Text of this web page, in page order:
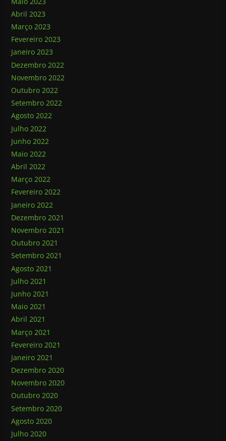
Abril 2023
Março 2023
Fevereiro 2023
Janeiro 2023
Dezembro 2022
Novembro 2022
Outubro 2022
Setembro 2022
Agosto 2022
Julho 2022
Junho 2022
Maio 2022
Abril 2022
Março 2022
Fevereiro 2022
Janeiro 2022
Dezembro 2021
Novembro 2021
Outubro 2021
Setembro 2021
Agosto 2021
Julho 2021
Junho 2021
Maio 2021
Abril 2021
Março 2021
Fevereiro 2021
Janeiro 2021
Dezembro 2020
Novembro 2020
Outubro 2020
Setembro 2020
Agosto 2020
Julho 2020